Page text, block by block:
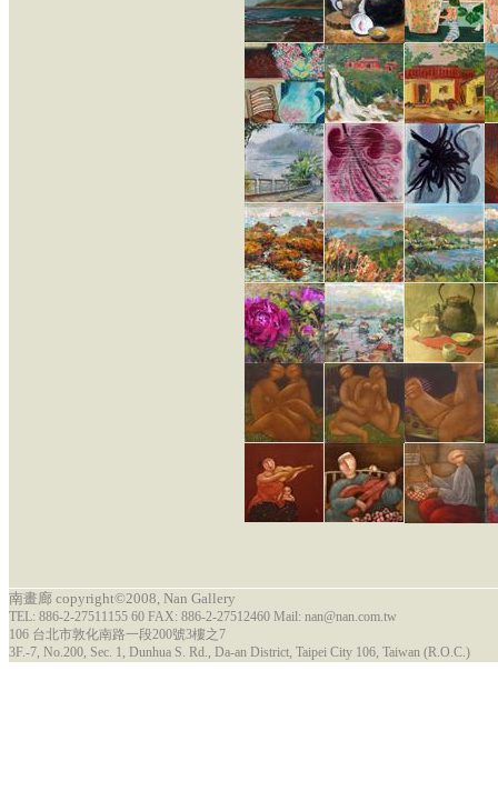
南畫廊 copyright©2008, Nan Gallery
TEL: 886-2-27511155 60 FAX: 886-2-27512460 Mail: nan@nan.com.tw
106 台北市敦化南路一段200號3樓之7
3F.-7, No.200, Sec. 1, Dunhua S. Rd., Da-an District, Taipei City 106, Taiwan (R.O.C.)